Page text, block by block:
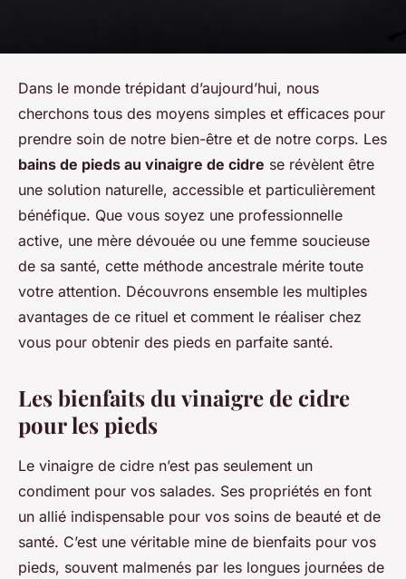
Dans le monde trépidant d’aujourd’hui, nous
cherchons tous des moyens simples et efficaces pour
prendre soin de notre bien-être et de notre corps. Les
bains de pieds au vinaigre de cidre se révèlent être
une solution naturelle, accessible et particulièrement
bénéfique. Que vous soyez une professionnelle
active, une mère dévouée ou une femme soucieuse
de sa santé, cette méthode ancestrale mérite toute
votre attention. Découvrons ensemble les multiples
avantages de ce rituel et comment le réaliser chez
vous pour obtenir des pieds en parfaite santé.
Les bienfaits du vinaigre de cidre
pour les pieds
Le vinaigre de cidre n’est pas seulement un
condiment pour vos salades. Ses propriétés en font
un allié indispensable pour vos soins de beauté et de
santé. C’est une véritable mine de bienfaits pour vos
pieds, souvent malmenés par les longues journées de